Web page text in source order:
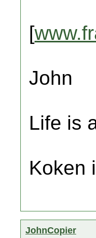
[
John
Life is
Koken
JohnCopier